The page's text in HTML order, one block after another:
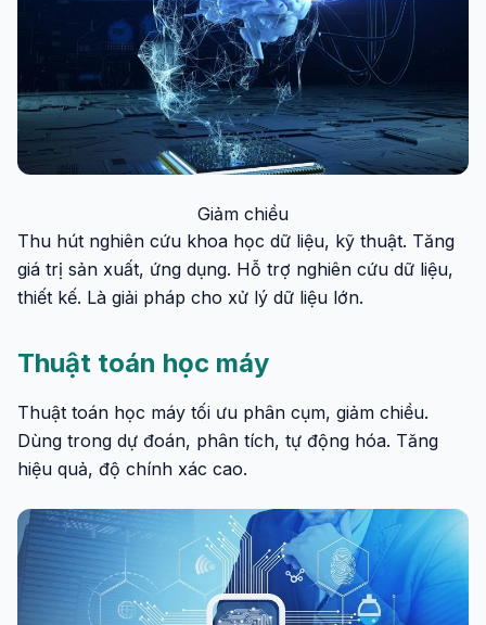
Giảm chiều
Thu hút nghiên cứu khoa học dữ liệu, kỹ thuật. Tăng
giá trị sản xuất, ứng dụng. Hỗ trợ nghiên cứu dữ liệu,
thiết kế. Là giải pháp cho xử lý dữ liệu lớn.
Thuật toán học máy
Thuật toán học máy tối ưu phân cụm, giảm chiều.
Dùng trong dự đoán, phân tích, tự động hóa. Tăng
hiệu quả, độ chính xác cao.